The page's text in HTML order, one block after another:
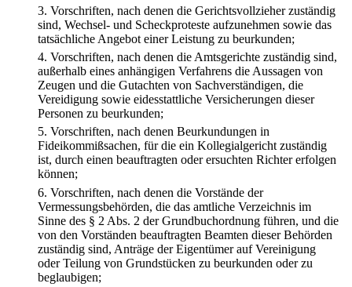
3. Vorschriften, nach denen die Gerichtsvollzieher zuständig
sind, Wechsel- und Scheckproteste aufzunehmen sowie das
tatsächliche Angebot einer Leistung zu beurkunden;
4. Vorschriften, nach denen die Amtsgerichte zuständig sind,
außerhalb eines anhängigen Verfahrens die Aussagen von
Zeugen und die Gutachten von Sachverständigen, die
Vereidigung sowie eidesstattliche Versicherungen dieser
Personen zu beurkunden;
5. Vorschriften, nach denen Beurkundungen in
Fideikommißsachen, für die ein Kollegialgericht zuständig
ist, durch einen beauftragten oder ersuchten Richter erfolgen
können;
6. Vorschriften, nach denen die Vorstände der
Vermessungsbehörden, die das amtliche Verzeichnis im
Sinne des § 2 Abs. 2 der Grundbuchordnung führen, und die
von den Vorständen beauftragten Beamten dieser Behörden
zuständig sind, Anträge der Eigentümer auf Vereinigung
oder Teilung von Grundstücken zu beurkunden oder zu
beglaubigen;